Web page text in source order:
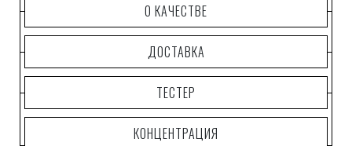
О КАЧЕСТВЕ
ДОСТАВКА
ТЕСТЕР
КОНЦЕНТРАЦИЯ